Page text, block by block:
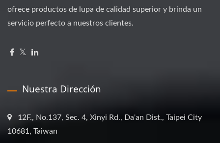
ofrece productos de lupa de calidad superior y brinda un
servicio perfecto a nuestros clientes.
Nuestra Dirección
12F., No.137, Sec. 4, Xinyi Rd., Da'an Dist., Taipei City
10681, Taiwan